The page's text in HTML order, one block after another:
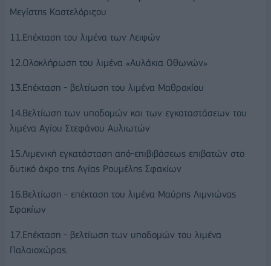
Μεγίστης Καστελόριζου
11.Επέκταση του λιμένα των Λειψών
12.Ολοκλήρωση του λιμένα «Αυλάκια Οθωνών»
13.Επέκταση - βελτίωση του λιμένα Μαθρακίου
14.Βελτίωση των υποδομών και των εγκαταστάσεων του
λιμένα Αγίου Στεφάνου Αυλιωτών
15.Λιμενική εγκατάσταση από-επιβιβάσεως επιβατών στο
δυτικό άκρο της Αγίας Ρουμέλης Σφακίων
16.Βελτίωση - επέκταση του λιμένα Μαύρης Λιμνιώνας
Σφακίων
17.Επέκταση - βελτίωση των υποδομών του λιμένα
Παλαιοχώρας.